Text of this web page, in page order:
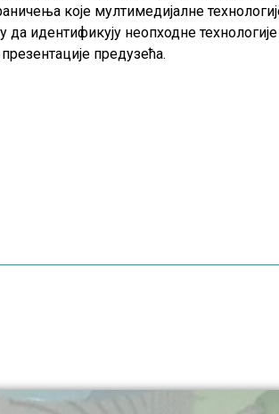
које мултимедијалне
идентификују неопходне
предузећа.